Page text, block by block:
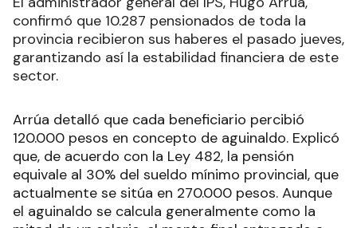
confirmó que 10.287 pensionados de toda la
provincia recibieron sus haberes el pasado jueves,
garantizando así la estabilidad financiera de este
sector.
Arrúa detalló que cada beneficiario percibió
120.000 pesos en concepto de aguinaldo. Explicó
que, de acuerdo con la Ley 482, la pensión
equivale al 30% del sueldo mínimo provincial, que
actualmente se sitúa en 270.000 pesos. Aunque
el aguinaldo se calcula generalmente como la